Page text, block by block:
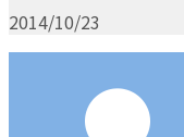
2014/10/23